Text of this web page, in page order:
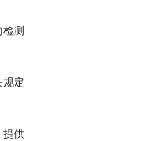
测
定
提供